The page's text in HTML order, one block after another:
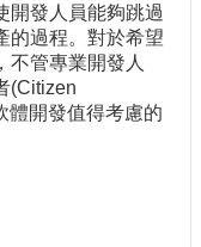
開發人員能夠跳過
的過程。對於希望
不管專業開發人
(Citizen
體開發值得考慮的